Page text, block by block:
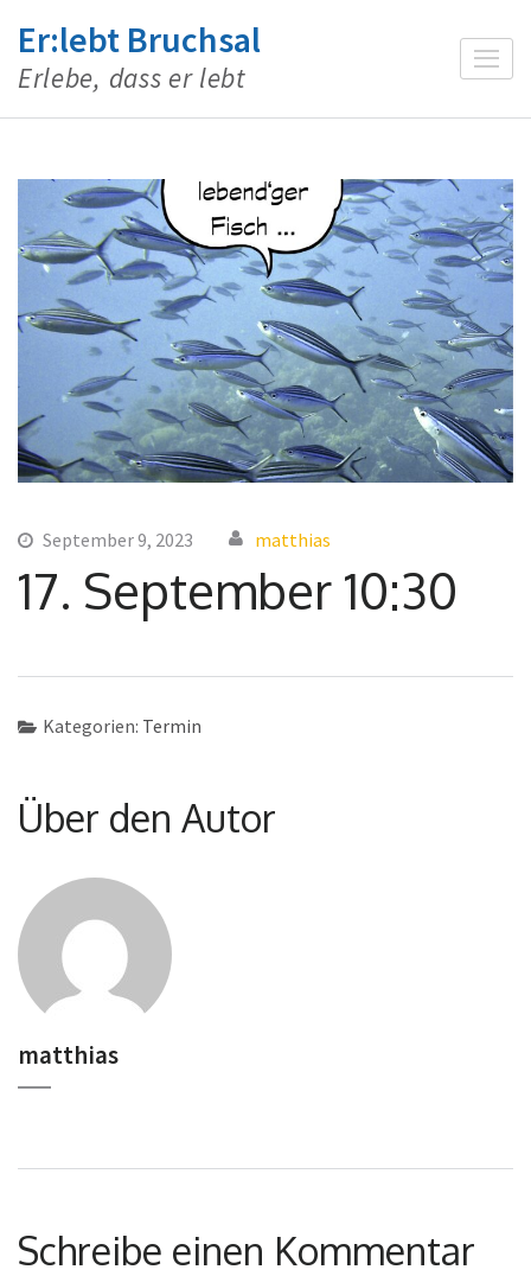
Inhalt
springen
Er:lebt Bruchsal
Erlebe, dass er lebt
September 9, 2023 matthias
17. September 10:30
Kategorien: Termin
Über den Autor
matthias
Schreibe einen Kommentar